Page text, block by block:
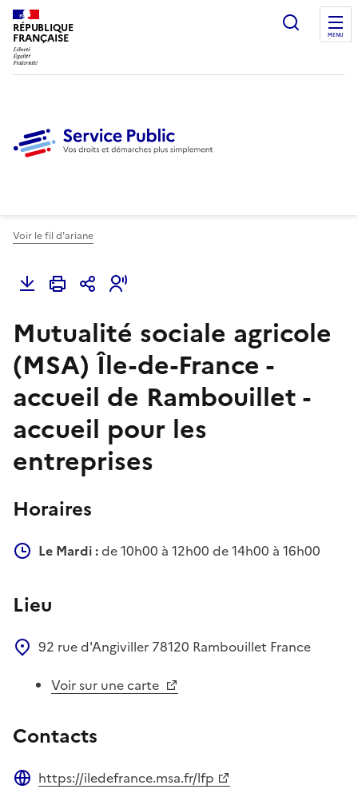
RÉPUBLIQUE
FRANÇAISE
Ouvrir
MENU
Voir le fil d'ariane
Mutualité sociale agricole
(MSA) Île-de-France -
accueil de Rambouillet -
accueil pour les
entreprises
Horaires
Le Mardi :de 10h00 à 12h00 de 14h00 à 16h00
Lieu
92 rue d'Angiviller 78120 Rambouillet France
Voir sur une carte
Contacts
https://iledefrance.msa.fr/lfp